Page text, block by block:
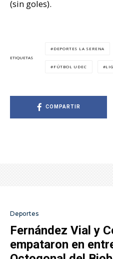
(sin goles).
ETIQUETAS
DEPORTES LA SERENA
FÚTBOL UDEC
COMPARTIR
Deportes
Fernández Vial y
empataron en